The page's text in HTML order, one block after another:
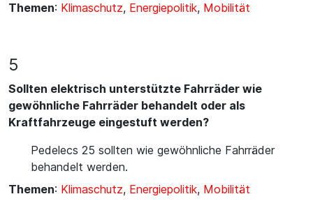
Themen: Klimaschutz, Energiepolitik, Mobilität
5
Sollten elektrisch unterstützte Fahrräder wie
gewöhnliche Fahrräder behandelt oder als
Kraftfahrzeuge eingestuft werden?
Pedelecs 25 sollten wie gewöhnliche Fahrräder
behandelt werden.
Themen: Klimaschutz, Energiepolitik, Mobilität